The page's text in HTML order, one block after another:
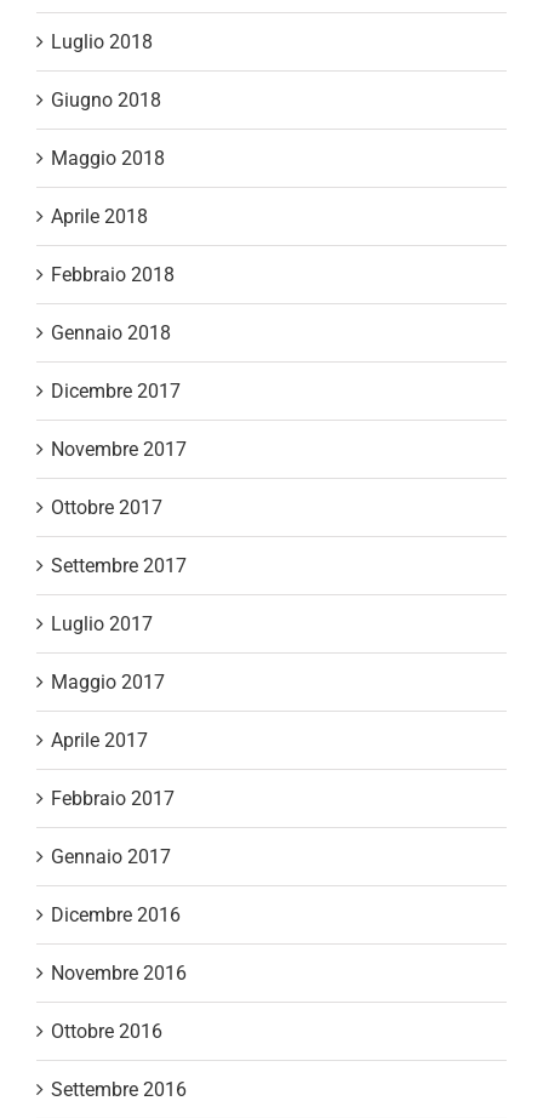
Luglio 2018
Giugno 2018
Maggio 2018
Aprile 2018
Febbraio 2018
Gennaio 2018
Dicembre 2017
Novembre 2017
Ottobre 2017
Settembre 2017
Luglio 2017
Maggio 2017
Aprile 2017
Febbraio 2017
Gennaio 2017
Dicembre 2016
Novembre 2016
Ottobre 2016
Settembre 2016